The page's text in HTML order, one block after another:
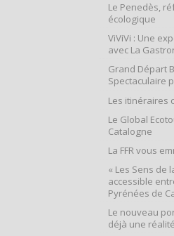
Le Penedès,
écologique
ViViVi : Une
avec La
Grand Départ
Spectaculaire
Les itinéraires
Le Global
Catalogne
La FFR vous
« Les Sens de
accessible
Pyrénées de
Le nouveau
déjà une réalité